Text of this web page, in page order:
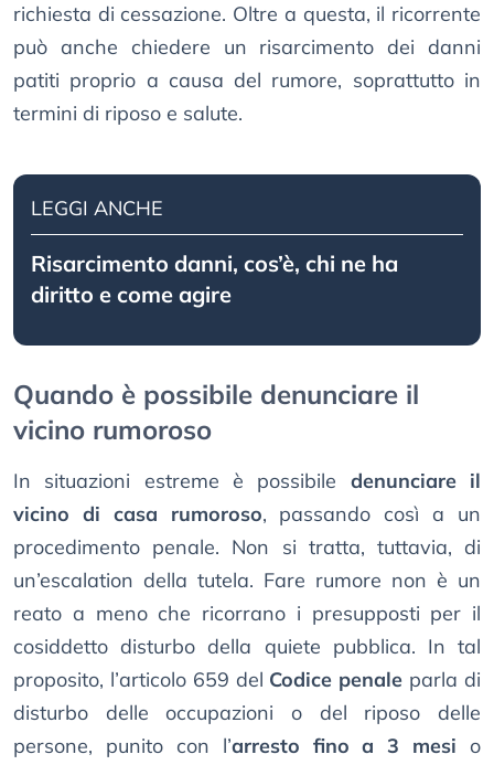
richiesta di cessazione. Oltre a questa, il ricorrente
può anche chiedere un risarcimento dei danni
patiti proprio a causa del rumore, soprattutto in
termini di riposo e salute.
LEGGI ANCHE
Risarcimento danni, cos’è, chi ne ha
diritto e come agire
Quando è possibile denunciare il
vicino rumoroso
In situazioni estreme è possibile denunciare il
vicino di casa rumoroso, passando così a un
procedimento penale. Non si tratta, tuttavia, di
un’escalation della tutela. Fare rumore non è un
reato a meno che ricorrano i presupposti per il
cosiddetto disturbo della quiete pubblica. In tal
proposito, l’articolo 659 del Codice penale parla di
disturbo delle occupazioni o del riposo delle
persone, punito con l’arresto fino a 3 mesi o